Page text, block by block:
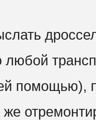
любой
помощью),
же